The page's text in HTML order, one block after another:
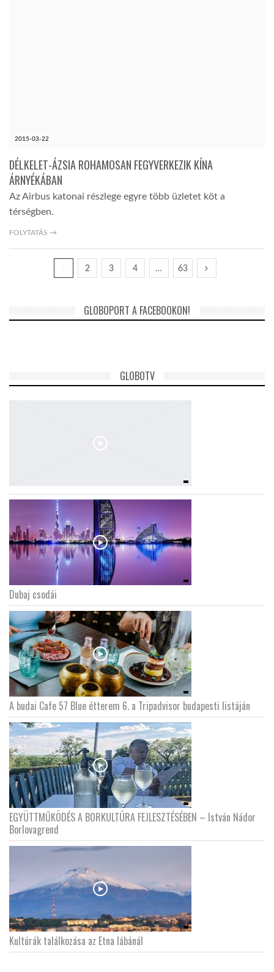
2015-03-22
DÉLKELET-ÁZSIA ROHAMOSAN FEGYVERKEZIK KÍNA
ÁRNYÉKÁBAN
Az Airbus katonai részlege egyre több üzletet köt a
térségben.
FOLYTATÁS →
2 3 4 … 63
GLOBOPORT A FACEBOOKON!
GLOBOTV
Dubaj csodái
A budai Cafe 57 Blue étterem 6. a Tripadvisor budapesti listáján
EGYÜTTMŰKÖDÉS A BORKULTÚRA FEJLESZTÉSÉBEN – István Nádor
Borlovagrend
Kultúrák találkozása az Etna lábánál